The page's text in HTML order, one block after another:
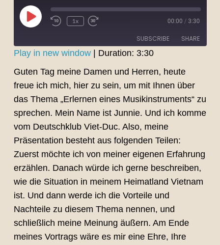
1x 00:00 / 3:30
SUBSCRIBE SHARE
RSS FEED
SHARE
LINK
EMBED
Play in new window| Duration: 3:30
Guten Tag meine Damen und Herren, heute
freue ich mich, hier zu sein, um mit Ihnen über
das Thema „Erlernen eines Musikinstruments“ zu
sprechen. Mein Name ist Junnie. Und ich komme
vom Deutschklub Viet-Duc. Also, meine
Präsentation besteht aus folgenden Teilen:
Zuerst möchte ich von meiner eigenen Erfahrung
erzählen. Danach würde ich gerne beschreiben,
wie die Situation in meinem Heimatland Vietnam
ist. Und dann werde ich die Vorteile und
Nachteile zu diesem Thema nennen, und
schließlich meine Meinung äußern. Am Ende
meines Vortrags wäre es mir eine Ehre, Ihre